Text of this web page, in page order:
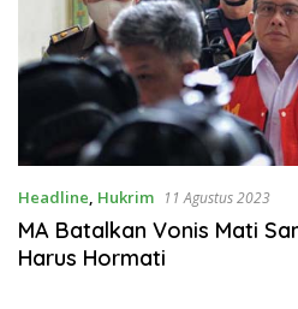
Headline, Hukrim 11 Agustus 2023
MA Batalkan Vonis Mati
Harus Hormati